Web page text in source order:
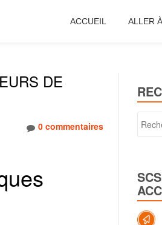
ACCUEIL ALLER
DE
0 commentaires